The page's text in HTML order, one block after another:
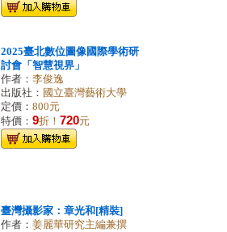
2025臺北數位圖像國際學術研
討會「智慧視界」
作者： 李俊逸
出版社： 國立臺灣藝術大學
定價： 800元
特價： 9折！ 720元
臺灣攝影家：章光和[精裝]
作者： 姜麗華研究主編兼撰